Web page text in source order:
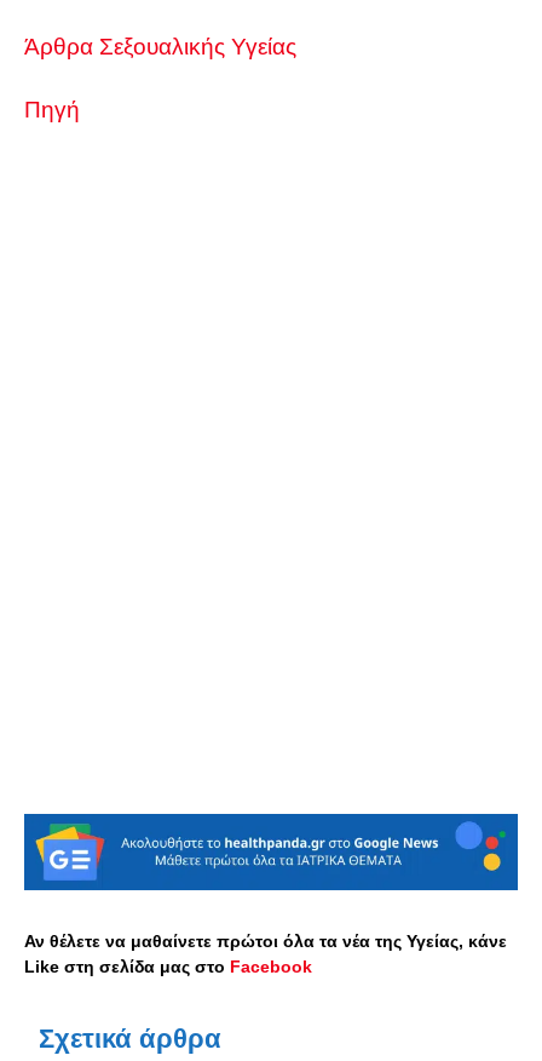
Άρθρα Σεξουαλικής Υγείας
Πηγή
Αν θέλετε να μαθαίνετε πρώτοι όλα τα νέα της Υγείας, κάνε
Like στη σελίδα μας στο Facebook
Σχετικά άρθρα